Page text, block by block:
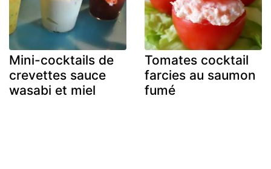
Mini-cocktails de
crevettes sauce
wasabi et miel
Tomates cocktail
farcies au saumon
fumé